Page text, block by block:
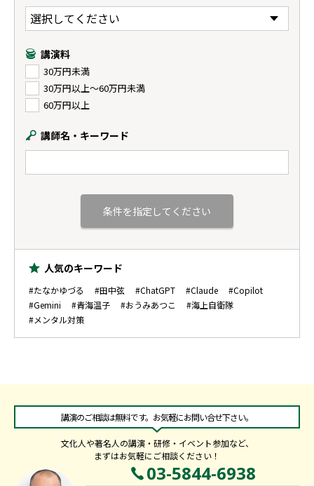
講演料
30万円未満
30万円以上〜60万円未満
60万円以上
講師名・キーワード
人気のキーワード
#たなかゆづる #田中弦 #ChatGPT #Claude
#Copilot
#Gemini
#青海温子 #おうみあつこ
#海上自衛隊
#メンタル対策
講演のご相談は無料です。お気軽にお問い合せ下さい。
文化人や著名人の講演・研修・イベント参加など、
まずはお気軽にご相談ください！
03-5844-6938